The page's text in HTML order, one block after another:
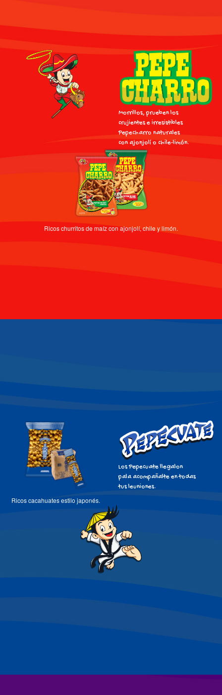
Morrillos, prueben los
crujientes e irresistibles
Pepecharro naturales
con ajonjolí o chile-limón.
Ricos churritos de maíz con ajonjolí, chile y limón.
Ricos cacahuates estilo japonés.
Los Pepecuate llegalon
pala acompañalte en todas
tus leuniones.